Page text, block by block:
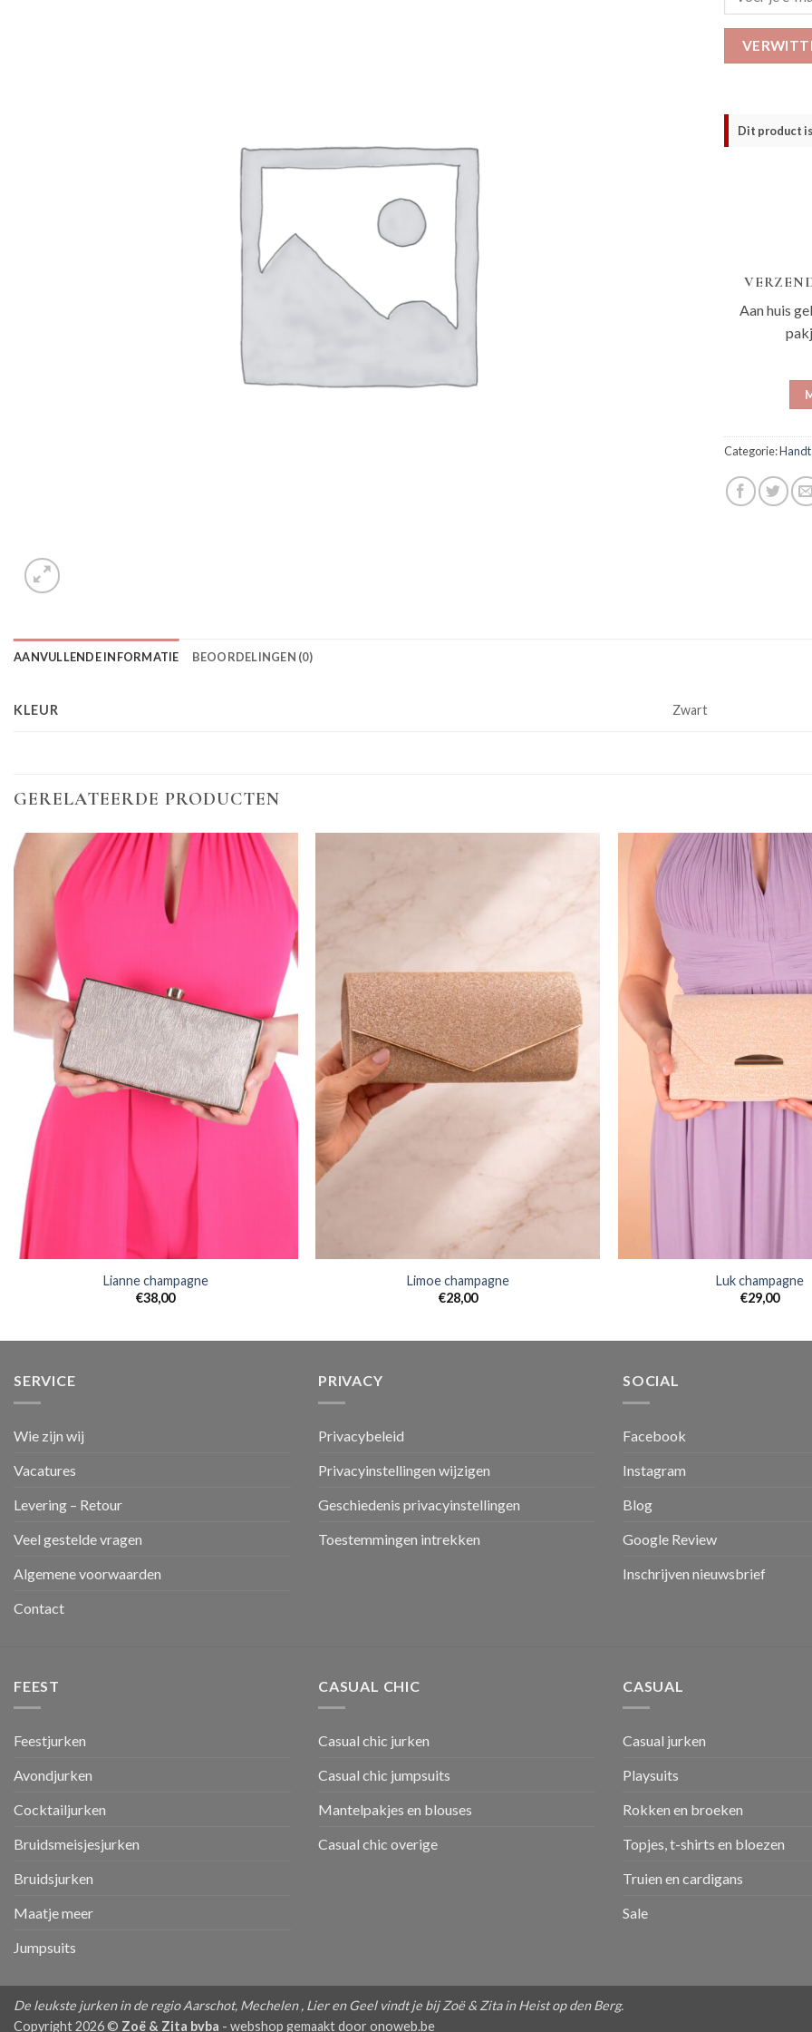
Dit product
Aan huis
Categorie:
AANVULLENDE INFORMATIE BEOORDELINGEN (0)
KLEUR Zwart
GERELATEERDE PRODUCTEN
Lianne champagne
€38,00
Limoe champagne
€28,00
Luk champagne
€29,00
SERVICE
Wie zijn wij
Vacatures
Levering – Retour
Veel gestelde vragen
Algemene voorwaarden
Contact
PRIVACY
Privacybeleid
Privacyinstellingen wijzigen
Geschiedenis privacyinstellingen
Toestemmingen intrekken
SOCIAL
Facebook
Instagram
Blog
Google Review
Inschrijven nieuwsbrief
FEEST
Feestjurken
Avondjurken
Cocktailjurken
Bruidsmeisjesjurken
Bruidsjurken
Maatje meer
Jumpsuits
CASUAL CHIC
Casual chic jurken
Casual chic jumpsuits
Mantelpakjes en blouses
Casual chic overige
CASUAL
Casual jurken
Playsuits
Rokken en broeken
Topjes, t-shirts en bloezen
Truien en cardigans
Sale
De leukste jurken in de regio Aarschot, Mechelen , Lier en Geel vindt je bij Zoë & Zita in Heist op den Berg.
Copyright 2026 © Zoë & Zita bvba - webshop gemaakt door onoweb.be